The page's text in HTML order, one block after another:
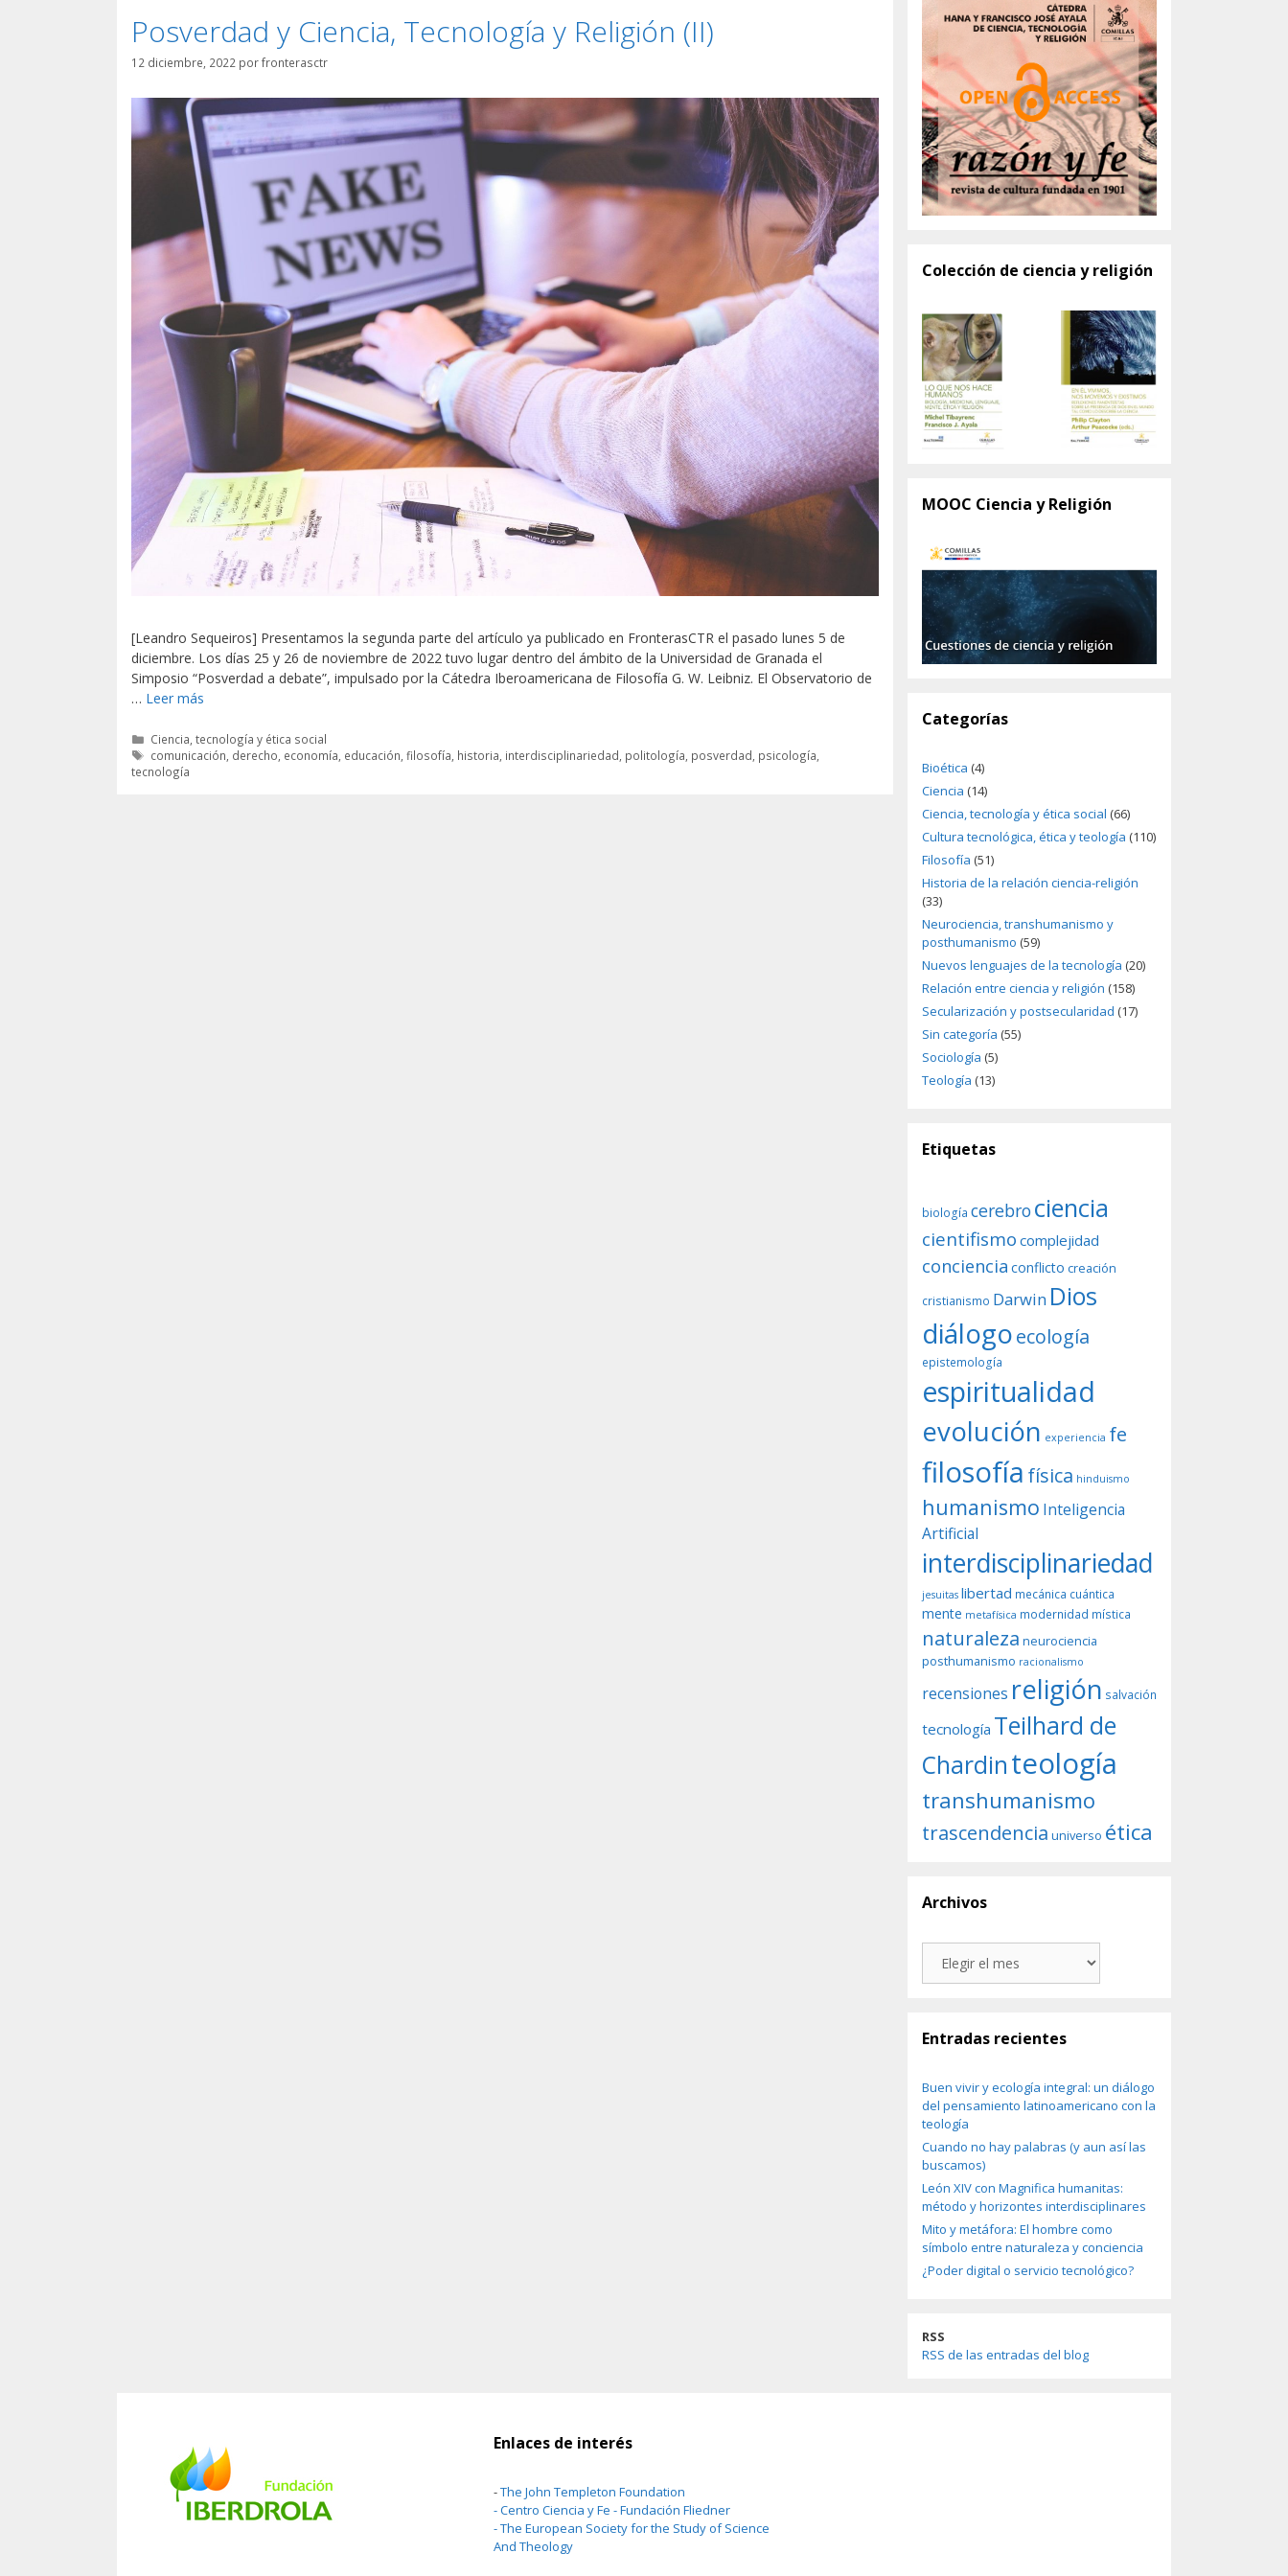
Posverdad y Ciencia, Tecnología y Religión (II)
12 diciembre, 2022 porfronterasctr
[Leandro Sequeiros] Presentamos la segunda parte del artículo ya publicado en FronterasCTR el pasado lunes 5 de
diciembre. Los días 25 y 26 de noviembre de 2022 tuvo lugar dentro del ámbito de la Universidad de Granada el
Simposio “Posverdad a debate”, impulsado por la Cátedra Iberoamericana de Filosofía G. W. Leibniz. El Observatorio de
… Leer más
Categorías
Ciencia, tecnología y ética social
Etiquetas
comunicación derecho economía educación ,filosofía historia interdisciplinariedad politología posverdad psicología
tecnología
Colección de ciencia y religión
MOOC Ciencia y Religión
Categorías
Bioética (4)
Ciencia (14)
Ciencia, tecnología y ética social (66)
Cultura tecnológica, ética y teología (110)
Filosofía (51)
Historia de la relación ciencia-religión
(33)
Neurociencia, transhumanismo y
posthumanismo (59)
Nuevos lenguajes de la tecnología (20)
Relación entre ciencia y religión (158)
Secularización y postsecularidad (17)
Sin categoría (55)
Sociología (5)
Teología (13)
Etiquetas
biología cerebro ciencia
cientifismo complejidad
conciencia conflicto creación
cristianismo Darwin Dios
diálogoecología
epistemología
espiritualidad
evolución experiencia fe
filosofía física hinduismo
humanismo Inteligencia
Artificial
interdisciplinariedad
jesuitas libertad mecánica cuántica
mente metafísica modernidad mística
naturaleza neurociencia
posthumanismo racionalismo
recensiones religión salvación
tecnología Teilhard de
Chardinteología
transhumanismo
trascendencia universo ética
Archivos
Entradas recientes
Buen vivir y ecología integral: un diálogo
del pensamiento latinoamericano con la
teología
Cuando no hay palabras (y aun así las
buscamos)
León XIV con Magnifica humanitas:
método y horizontes interdisciplinares
Mito y metáfora: El hombre como
símbolo entre naturaleza y conciencia
¿Poder digital o servicio tecnológico?
RSS
RSS de las entradas del blog
Enlaces de interés
-The John Templeton Foundation
-Centro Ciencia y Fe - Fundación Fliedner
-The European Society for the Study of Science
And Theology